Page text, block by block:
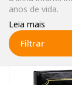
anos de vida.
Leia mais
Filtrar